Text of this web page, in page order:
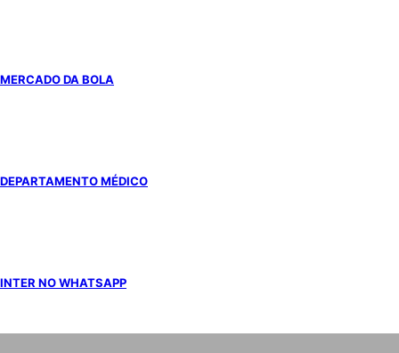
MERCADO DA BOLA
DEPARTAMENTO MÉDICO
INTER NO WHATSAPP